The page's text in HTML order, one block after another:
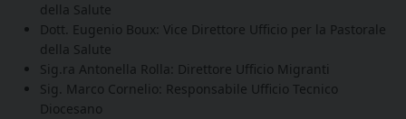
della Salute
Dott. Eugenio Boux: Vice Direttore Ufficio per la Pastorale
della Salute
Sig.ra Antonella Rolla: Direttore Ufficio Migranti
Sig. Marco Cornelio: Responsabile Ufficio Tecnico
Diocesano